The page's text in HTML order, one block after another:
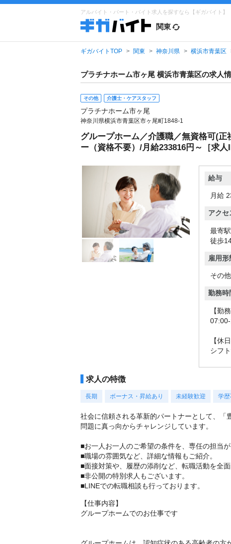
アルバイト・パート・バイト求人を探すなら【ギガバイト】
関東
ギガバイトTOP 関東 神奈川県 横浜市青葉区
プラチナホーム市ヶ尾 横浜市青葉区の求人
その他 介護士・ケアスタッフ
プラチナホーム市ヶ尾
神奈川県横浜市青葉区市ヶ尾町1848-1
グループホーム／介護職／無資格可(
ー（資格不要）/月給233816円～［求人
給与
月給
アクセ
最寄
徒歩
雇用形
その他
勤務時
【勤
【休日
シフ
求人の特徴
長期 ボーナス・昇給あり 未経験歓迎 学歴
社会に信頼される革新的パートナーとして、「
問題に真っ向からチャレンジしています。
■お一人お一人のご希望の条件を、専任の担当
■職場の雰囲気など、詳細な情報もご紹介。
■面接対策や、履歴の添削など、転職活動を全面
■非公開の特別求人もございます。
■LINEでの転職相談も行っております。
【仕事内容】
グループホームでのお仕事です